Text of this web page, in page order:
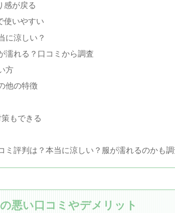
感が戻る
使いやすい
に涼しい？
濡れる？口コミから調査
方
他の特徴
もできる
ミ評判は？本当に涼しい？服が濡れるのかも
悪い口コミやデメリット